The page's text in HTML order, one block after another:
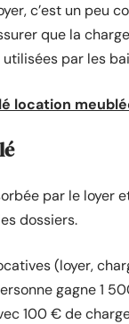
c’est un peu
que la
par les
location
par le loyer
dossiers.
(loyer,
gagne 1
100 € de